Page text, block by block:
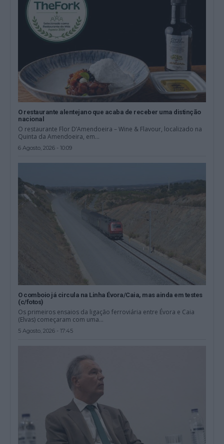
O restaurante alentejano que acaba de receber uma distinção
nacional
O restaurante Flor D’Amendoeira – Wine & Flavour, localizado na
Quinta da Amendoeira, em...
6 Agosto, 2026 - 10:09
O comboio já circula na Linha Évora/Caia, mas ainda em testes
(c/fotos)
Os primeiros ensaios da ligação ferroviária entre Évora e Caia
(Elvas) começaram com uma...
5 Agosto, 2026 - 17:45